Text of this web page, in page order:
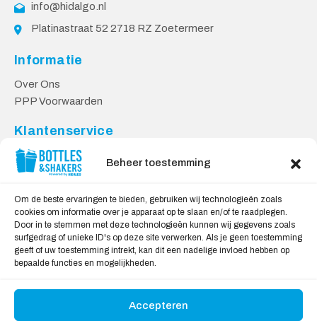
Beheer toestemming
Om de beste ervaringen te bieden, gebruiken wij technologieën zoals
cookies om informatie over je apparaat op te slaan en/of te raadplegen.
Door in te stemmen met deze technologieën kunnen wij gegevens zoals
surfgedrag of unieke ID's op deze site verwerken. Als je geen toestemming
geeft of uw toestemming intrekt, kan dit een nadelige invloed hebben op
bepaalde functies en mogelijkheden.
Accepteren
info@hidalgo.nl
Platinastraat 52 2718 RZ Zoetermeer
Informatie
Over Ons
PPP Voorwaarden
Klantenservice
Contact
Levering & Retourneren
Veilig Shoppen
My account
Winkelwagen